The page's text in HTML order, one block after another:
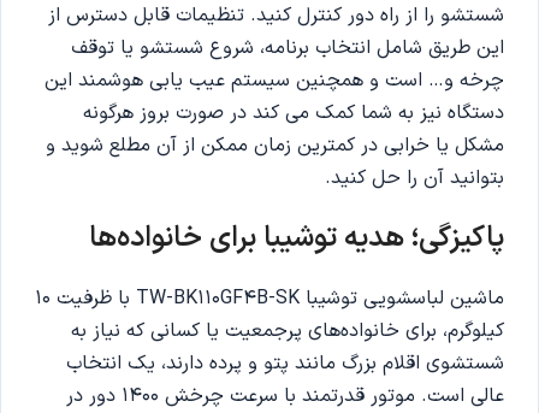
شستشو را از راه دور کنترل کنید. تنظیمات قابل دسترس از
این طریق شامل انتخاب برنامه، شروع شستشو یا توقف
چرخه و… است و همچنین سیستم عیب یابی هوشمند این
دستگاه نیز به شما کمک می کند در صورت بروز هرگونه
مشکل یا خرابی در کمترین زمان ممکن از آن مطلع شوید و
بتوانید آن را حل کنید.
پاکیزگی؛ هدیه توشیبا برای خانواده‌ها
ماشین لباسشویی توشیبا TW-BK110GF4B-SK با ظرفیت ۱۰
کیلوگرم، برای خانواده‌های پرجمعیت یا کسانی که نیاز به
شستشوی اقلام بزرگ مانند پتو و پرده دارند، یک انتخاب
عالی است. موتور قدرتمند با سرعت چرخش ۱۴۰۰ دور در